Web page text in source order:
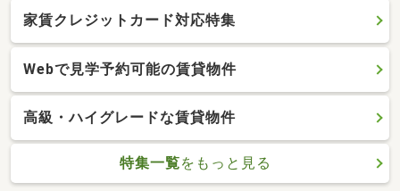
家賃クレジットカード対応特集
Webで見学予約可能の賃貸物件
高級・ハイグレードな賃貸物件
特集一覧をもっと見る